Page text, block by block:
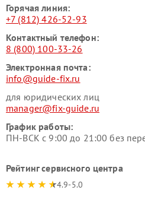
Горячая линия:
+7 (812) 426-52-93
Контактный телефон:
8 (800) 100-33-26
Электронная почта:
info@guide-fix.ru
для юридических лиц
manager@fix-guide.ru
График работы:
ПН-ВСК с 9:00 до 21:00 без
Рейтинг сервисного центра
4.9-5.0